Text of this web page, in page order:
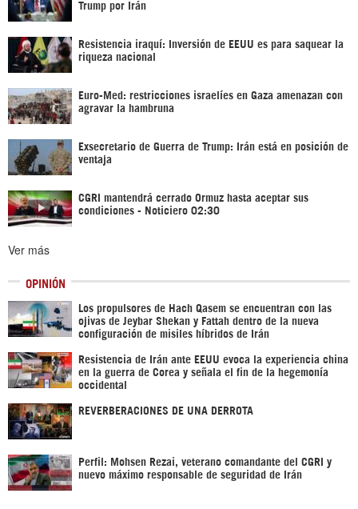
Trump por Irán
Resistencia iraquí: Inversión de EEUU es para saquear la
riqueza nacional
Euro-Med: restricciones israelíes en Gaza amenazan con
agravar la hambruna
Exsecretario de Guerra de Trump: Irán está en posición de
ventaja
CGRI mantendrá cerrado Ormuz hasta aceptar sus
condiciones - Noticiero 02:30
Ver más
OPINIÓN
Los propulsores de Hach Qasem se encuentran con las
ojivas de Jeybar Shekan y Fattah dentro de la nueva
configuración de misiles híbridos de Irán
Resistencia de Irán ante EEUU evoca la experiencia china
en la guerra de Corea y señala el fin de la hegemonía
occidental
REVERBERACIONES DE UNA DERROTA
Perfil: Mohsen Rezai, veterano comandante del CGRI y
nuevo máximo responsable de seguridad de Irán